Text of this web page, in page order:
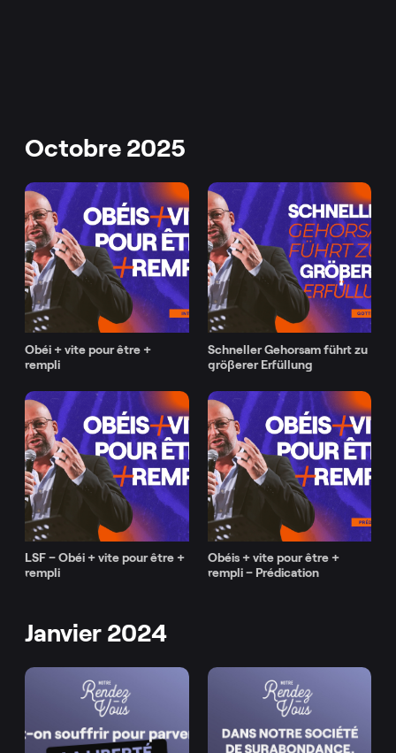
Octobre 2025
Obéi + vite pour être +
rempli
Schneller Gehorsam führt zu
gröβerer Erfüllung
LSF – Obéi + vite pour être +
rempli
Obéis + vite pour être +
rempli – Prédication
Janvier 2024